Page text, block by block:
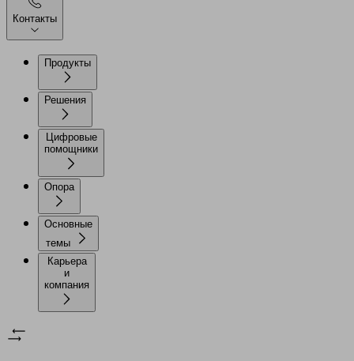
Контакты
Продукты
Решения
Цифровые
помощники
Опора
Основные
темы
Карьера
и
компания